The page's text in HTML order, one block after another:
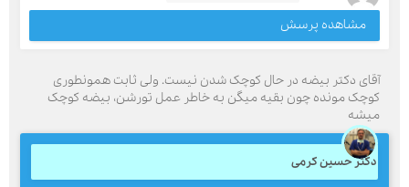
مشاهده پرسش
آقای دکتر بیضه در حال کوچک شدن نیست. ولی ثابت همونطوری
کوچک مونده چون بقیه میگن به خاطر عمل تورشن، بیضه کوچک
میشه
دکتر حسین کرمی